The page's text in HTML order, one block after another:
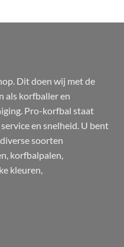
Dit doen wij met de
als korfballer en
Pro-korfbal staat
en snelheid. U bent
soorten
korfbalpalen,
kleuren,